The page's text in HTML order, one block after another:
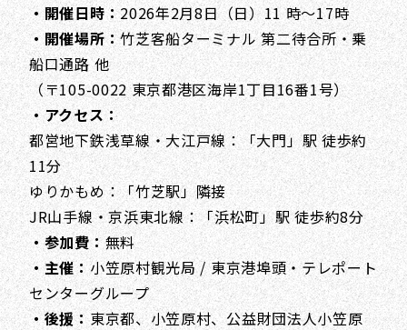
・開催日時：2026年2月8日（日）11 時～17時
・開催場所：竹芝客船ターミナル 第二待合所・乗
船口通路 他
（〒105-0022 東京都港区海岸1丁目16番1号）
・アクセス：
都営地下鉄浅草線・大江戸線：「大門」駅 徒歩約
11分
ゆりかもめ：「竹芝駅」隣接
JR山手線・京浜東北線：「浜松町」駅 徒歩約8分
・参加費： 無料
・主催：小笠原村観光局 / 東京港埠頭・テレポート
センターグループ
・後援：東京都、小笠原村、公益財団法人小笠原